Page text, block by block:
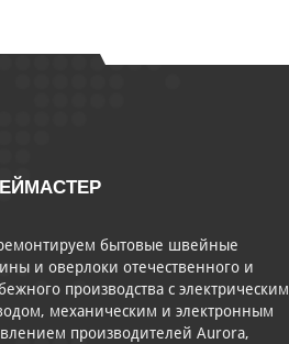
бытовые швейные
и оверлоки отечественного и
производства с электрическим
механическим и электронным
производителей Aurora,